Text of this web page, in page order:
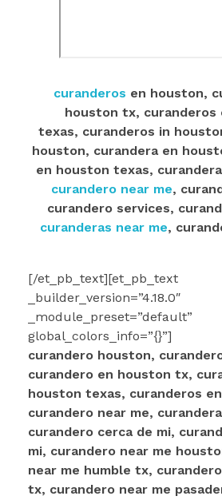
curanderos en houston,
houston tx, curanderos
texas, curanderos in
houston, curandera en
en houston texas,
curandero near me,
curandero services,
curanderas near me,
[/et_pb_text][et_pb_text
_builder_version=”4.18.0″
_module_preset=”default”
global_colors_info=”{}”]
curandero houston,
curandero en houston tx,
houston texas, curanderos
curandero near me,
curandero cerca de mi,
mi, curandero near me
near me humble tx,
tx, curandero near me